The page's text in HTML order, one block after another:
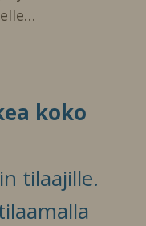
koko
tilaajille.